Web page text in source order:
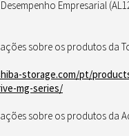
Empresarial
sobre os produtos da
storage.com/pt/
mg-series/
sobre os produtos da